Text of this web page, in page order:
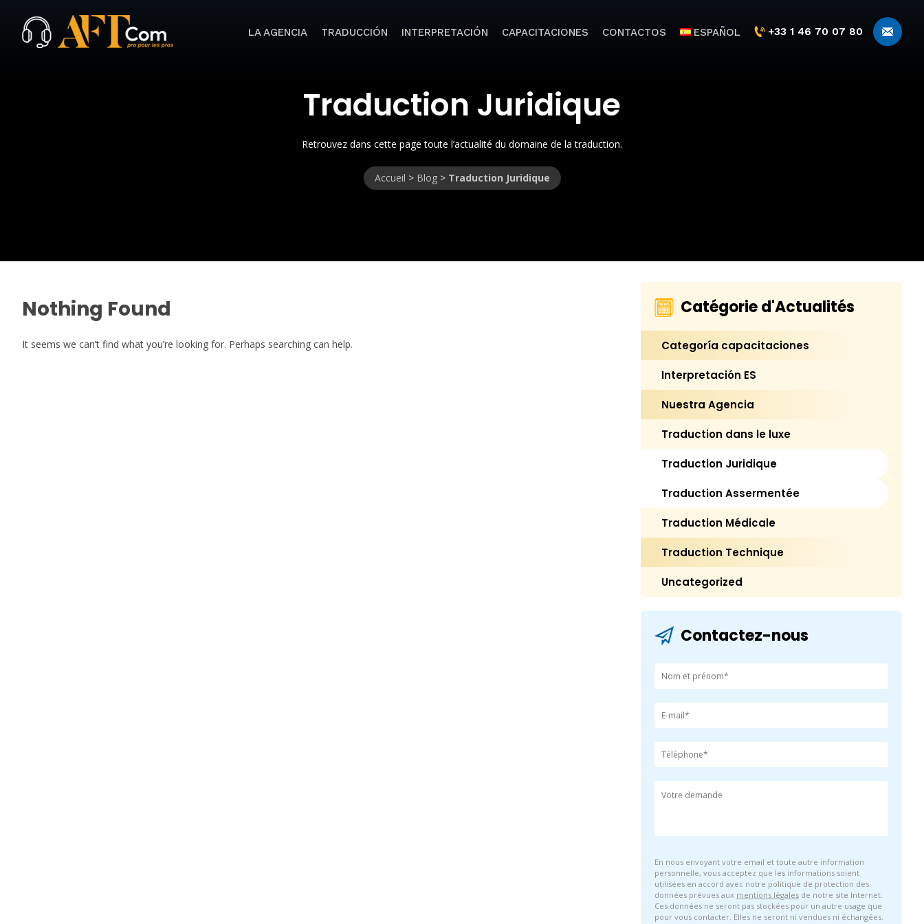
LA AGENCIA TRADUCCIÓN INTERPRETACIÓN CAPACITACIONES CONTACTOS ESPAÑOL +33 1 46 70 07 80
Traduction Juridique
Retrouvez dans cette page toute l’actualité du domaine de la traduction.
Accueil > Blog> Traduction Juridique
Nothing Found
It seems we can’t find what you’re looking for. Perhaps searching can help.
Catégorie d'Actualités
Categoría capacitaciones
Interpretación ES
Nuestra Agencia
Traduction dans le luxe
Traduction Juridique
Traduction Assermentée
Traduction Médicale
Traduction Technique
Uncategorized
Contactez-nous
En nous envoyant votre email et toute autre information
personnelle, vous acceptez que les informations soient
utilisées en accord avec notre politique de protection des
données prévues aux mentions légales de notre site Internet.
Ces données ne seront pas stockées pour un autre usage que
pour vous contacter. Elles ne seront ni vendues ni échangées.